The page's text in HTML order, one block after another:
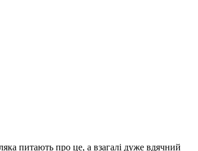
питають про це, а взагалі дуже вдячний